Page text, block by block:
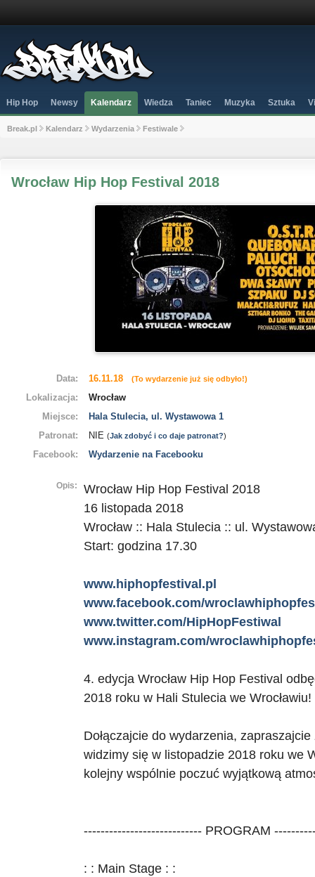
Hip Hop Newsy Kalendarz Wiedza Taniec Muzyka Sztuka
Break.pl Kalendarz Wydarzenia Festiwale
Wrocław Hip Hop Festival 2018
Data: 16.11.18 (To wydarzenie już się odbyło!)
Lokalizacja:
Wrocław
Miejsce:
Hala Stulecia, ul. Wystawowa 1
Patronat:
NIE (Jak zdobyć i co daje patronat?)
Facebook: Wydarzenie na Facebooku
Opis:
Wrocław Hip Hop Festival 2018
16 listopada 2018
Wrocław :: Hala Stulecia :: ul.
Start: godzina 17.30
www.hiphopfestival.pl
www.facebook.com/
www.twitter.com/HipHopFestiwal
www.instagram.com/
4. edycja Wrocław Hip Hop Festival
2018 roku w Hali Stulecia we Wrocławiu!
Dołączajcie do wydarzenia,
widzimy się w listopadzie 2018 roku we
kolejny wspólnie poczuć wyjątkową
---------------------------- PROGRAM
: : Main Stage : :